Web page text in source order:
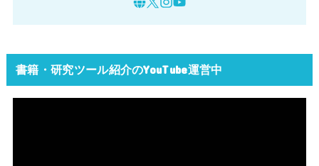
書籍・研究ツール紹介のYouTube運営中